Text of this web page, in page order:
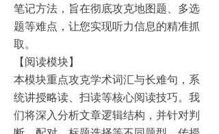
笔记方法，旨在彻底攻克地图题、多选
题等难点，让您实现听力信息的精准抓
取。
【阅读模块】
本模块重点攻克学术词汇与长难句，系
统讲授略读、扫读等核心阅读技巧。我
们将深入分析文章逻辑结构，并针对判